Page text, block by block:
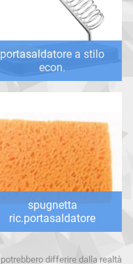
portasaldatore a stilo
econ.
spugnetta
ric.portasaldatore
differire dalla realtà